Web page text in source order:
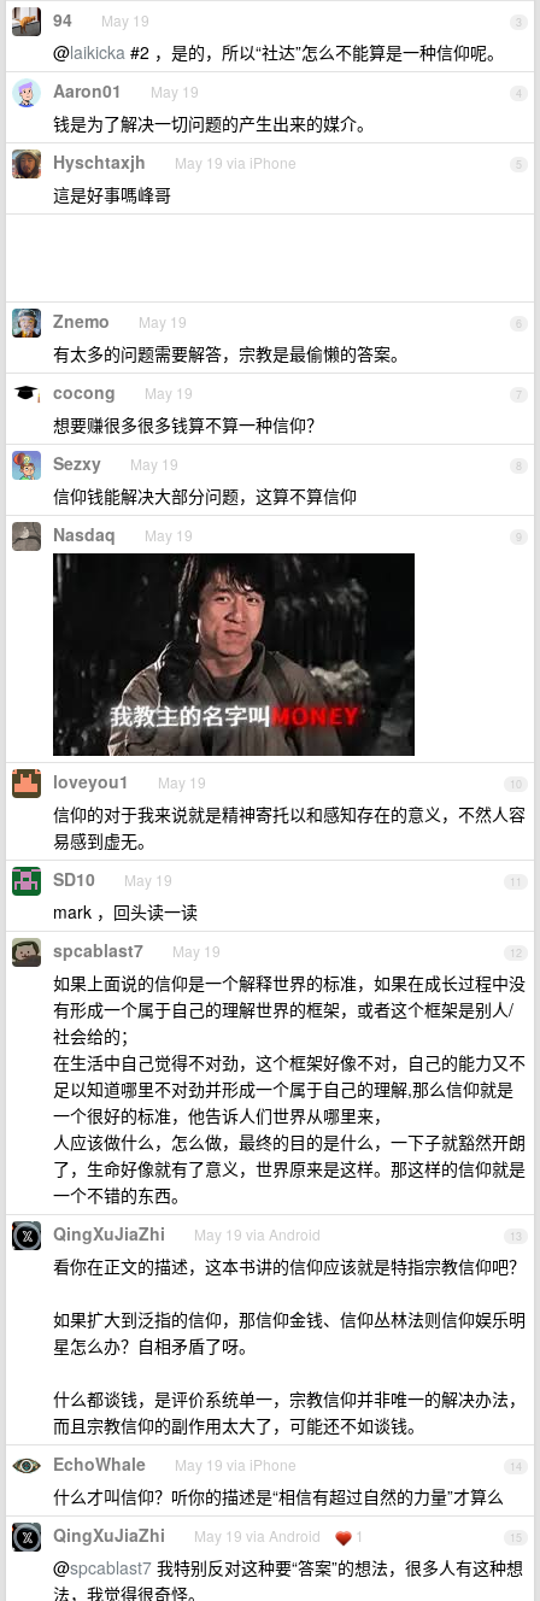
3
94 May 19
@laikicka #2 ，是的，所以“社达”怎么不能算是一种信仰呢。
4
Aaron01 May 19
钱是为了解决一切问题的产生出来的媒介。
5
Hyschtaxjh May 19 via iPhone
這是好事嗎峰哥
6
Znemo May 19
有太多的问题需要解答，宗教是最偷懒的答案。
7
cocong May 19
想要赚很多很多钱算不算一种信仰？
8
Sezxy May 19
信仰钱能解决大部分问题，这算不算信仰
9
Nasdaq May 19
10
loveyou1 May 19
信仰的对于我来说就是精神寄托以和感知存在的意义，不然人容
易感到虚无。
11
SD10 May 19
mark ，回头读一读
12
spcablast7 May 19
如果上面说的信仰是一个解释世界的标准，如果在成长过程中没
有形成一个属于自己的理解世界的框架，或者这个框架是别人/
社会给的；
在生活中自己觉得不对劲，这个框架好像不对，自己的能力又不
足以知道哪里不对劲并形成一个属于自己的理解,那么信仰就是
一个很好的标准，他告诉人们世界从哪里来，
人应该做什么，怎么做，最终的目的是什么，一下子就豁然开朗
了，生命好像就有了意义，世界原来是这样。那这样的信仰就是
一个不错的东西。
13
QingXuJiaZhi May 19 via Android
看你在正文的描述，这本书讲的信仰应该就是特指宗教信仰吧？
如果扩大到泛指的信仰，那信仰金钱、信仰丛林法则信仰娱乐明
星怎么办？自相矛盾了呀。
什么都谈钱，是评价系统单一，宗教信仰并非唯一的解决办法，
而且宗教信仰的副作用太大了，可能还不如谈钱。
14
EchoWhale May 19 via iPhone
什么才叫信仰？听你的描述是“相信有超过自然的力量”才算么
15
QingXuJiaZhi May 19 via Android 1
@spcablast7 我特别反对这种要“答案”的想法，很多人有这种想
法，我觉得很奇怪。